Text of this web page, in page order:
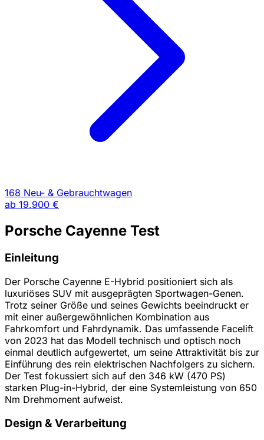
168 Neu- & Gebrauchtwagen
ab 19.900 €
Porsche Cayenne Test
Einleitung
Der Porsche Cayenne E-Hybrid positioniert sich als
luxuriöses SUV mit ausgeprägten Sportwagen-Genen.
Trotz seiner Größe und seines Gewichts beeindruckt er
mit einer außergewöhnlichen Kombination aus
Fahrkomfort und Fahrdynamik. Das umfassende Facelift
von 2023 hat das Modell technisch und optisch noch
einmal deutlich aufgewertet, um seine Attraktivität bis zur
Einführung des rein elektrischen Nachfolgers zu sichern.
Der Test fokussiert sich auf den 346 kW (470 PS)
starken Plug-in-Hybrid, der eine Systemleistung von 650
Nm Drehmoment aufweist.
Design & Verarbeitung